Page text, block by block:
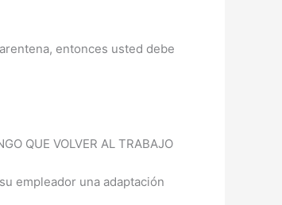
entonces usted debe
QUE VOLVER AL TRABAJO
empleador una adaptación